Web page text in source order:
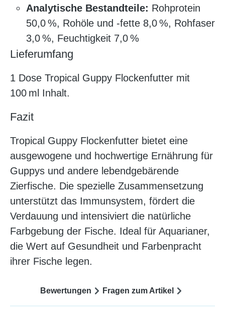
Analytische Bestandteile: Rohprotein
50,0 %, Rohöle und -fette 8,0 %, Rohfaser
3,0 %, Feuchtigkeit 7,0 %
Lieferumfang
1 Dose Tropical Guppy Flockenfutter mit
100 ml Inhalt.
Fazit
Tropical Guppy Flockenfutter bietet eine
ausgewogene und hochwertige Ernährung für
Guppys und andere lebendgebärende
Zierfische. Die spezielle Zusammensetzung
unterstützt das Immunsystem, fördert die
Verdauung und intensiviert die natürliche
Farbgebung der Fische. Ideal für Aquarianer,
die Wert auf Gesundheit und Farbenpracht
ihrer Fische legen.
Bewertungen Fragen zum Artikel